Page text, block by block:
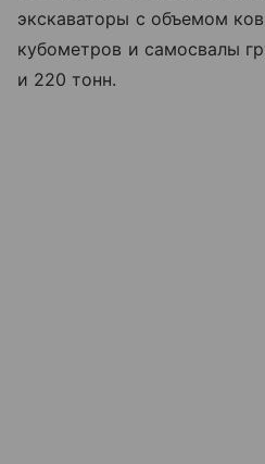
экскаваторы с объемом
кубометров и самосвалы
и 220 тонн.